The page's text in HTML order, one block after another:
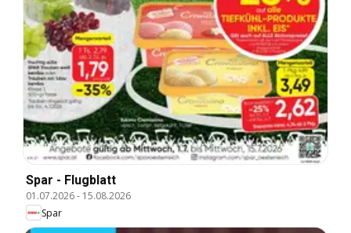
Spar - Flugblatt
01.07.2026- 15.08.2026
Spar